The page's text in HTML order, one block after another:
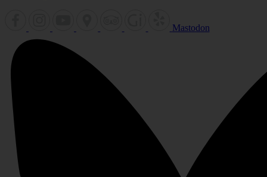
Mastodon